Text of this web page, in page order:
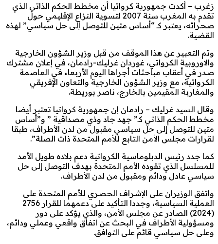
زغرب – أكدت جمهورية كرواتيا أن مخطط الحكم الذاتي الذي
تقدم به المغرب سنة 2007 لتسوية النزاع الإقليمي حول
صحرائه، يعتبر كـ “أساس متين للتوصل إلى حل سياسي” لهذه
القضية.
وتم التعبير عن هذا الموقف من قبل وزير الشؤون الخارجية
والاوروبية الكرواتي، غوردان غرليك-رادمان، في إعلان مشترك
صدر في أعقاب مباحثات أجراها اليوم الأربعاء في العاصمة
الكرواتية، مع وزير الشؤون الخارجية والتعاون الإفريقي
والمغاربة المقيمين بالخارج، ناصر بوريطة.
وقال السيد غرليك – رادمان إن جمهورية كرواتيا تعتبر أيضا
مخطط الحكم الذاتي كـ” جهد جاد وذي مصداقية ” و”أساس
متين للتوصل إلى حل سياسي مقبول من لدن الأطراف، طبقا
لقرارات مجلس الأمن التابع للأمم المتحدة ذات الصلة”.
كما جدد رئيس الدبلوماسية الكرواتية دعم بلاده طويل الأمد
للمسلسل الذي تقوده الأمم المتحدة بهدف التوصل إلى حل
سياسي عادل ودائم ومقبول من لدن الأطراف.
واتفق الوزيران على الإشراف الحصري للأمم المتحدة على
العملية السياسية، وجددا التأكيد على دعمهما للقرار 2756
(2024) الصادر عن مجلس الأمن، والذي يؤكد على دور
ومسؤولية الأطراف في البحث عن اتفاق واقعي وعملي ودائم،
وعلى حل سياسي قائم على التوافق.